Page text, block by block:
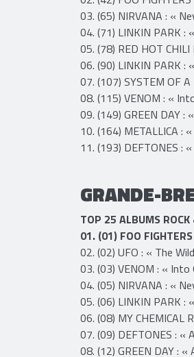
TOP 200 ALBUMS
01. (40) LINKIN PARK :
02. (42) FOO
03. (65) NIRVANA : «
04. (71) LINKIN PARK :
05. (78) RED HOT CHILI
06. (90) LINKIN PARK :
07. (107) SYSTEM OF A
08. (115) VENOM : «
09. (149) GREEN DAY :
11. (193) DEFTONES : «
GRANDE-
TOP 25 ALBUMS ROCK
01. (01) FOO
02. (02) UFO : « The
03. (03) VENOM : « Into
04. (05) NIRVANA : «
05. (06) LINKIN PARK :